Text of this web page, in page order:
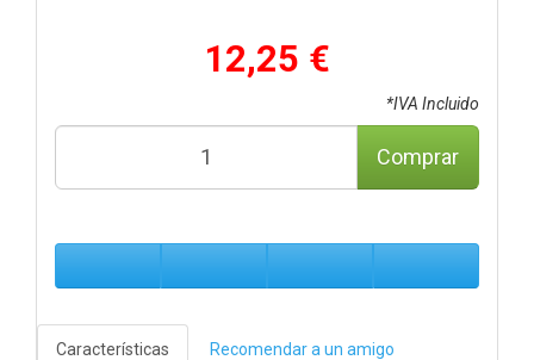
12,25 €
*IVA Incluido
Comprar
Características Recomendar a un amigo